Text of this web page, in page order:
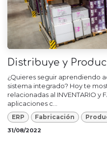
Distribuye y
¿Quieres seguir aprendiendo
sistema integrado? Hoy te
relacionadas al INVENTARIO y
aplicaciones c...
ERP Fabricación
31/08/2022